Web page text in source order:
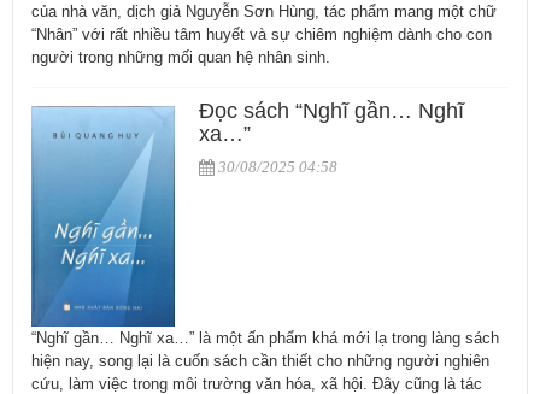
của nhà văn, dịch giả Nguyễn Sơn Hùng, tác phẩm mang một chữ
“Nhân” với rất nhiều tâm huyết và sự chiêm nghiệm dành cho con
người trong những mối quan hệ nhân sinh.
Đọc sách “Nghĩ gần… Nghĩ
xa…”
30/08/2025 04:58
“Nghĩ gần… Nghĩ xa…” là một ấn phẩm khá mới lạ trong làng sách
hiện nay, song lại là cuốn sách cần thiết cho những người nghiên
cứu, làm việc trong môi trường văn hóa, xã hội. Đây cũng là tác